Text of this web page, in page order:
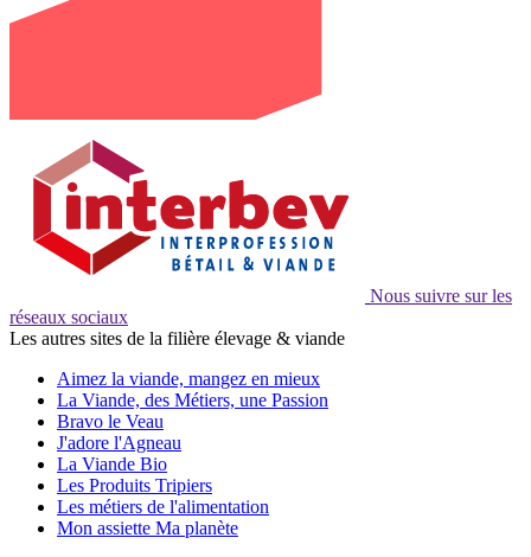
Nous suivre sur les
réseaux sociaux
Les autres sites de la filière élevage & viande
Aimez la viande, mangez en mieux
La Viande, des Métiers, une Passion
Bravo le Veau
J'adore l'Agneau
La Viande Bio
Les Produits Tripiers
Les métiers de l'alimentation
Mon assiette Ma planète